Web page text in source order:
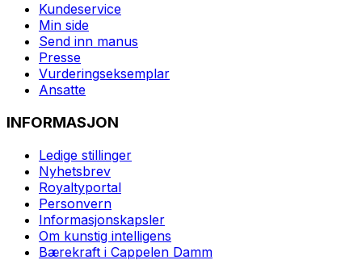
Kundeservice
Min side
Send inn manus
Presse
Vurderingseksemplar
Ansatte
INFORMASJON
Ledige stillinger
Nyhetsbrev
Royaltyportal
Personvern
Informasjonskapsler
Om kunstig intelligens
Bærekraft i Cappelen Damm